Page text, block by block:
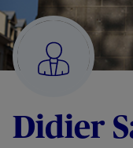
Didier